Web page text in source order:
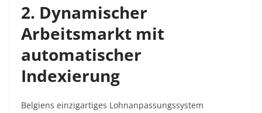
2. Dynamischer
Arbeitsmarkt mit
automatischer
Indexierung
Belgiens einzigartiges Lohnanpassungssystem